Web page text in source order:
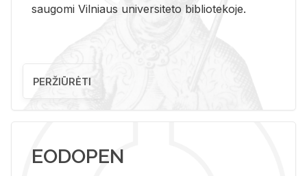
saugomi Vilniaus universiteto bibliotekoje.
PERŽIŪRĖTI
EODOPEN